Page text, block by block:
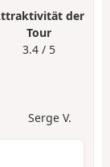
der
Tour
3.4 / 5
Serge V.